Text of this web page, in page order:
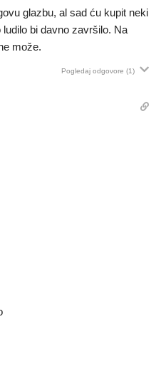
glazbu, al sad ću kupit neki
bi davno završilo. Na
može.
Pogledaj odgovore (1)